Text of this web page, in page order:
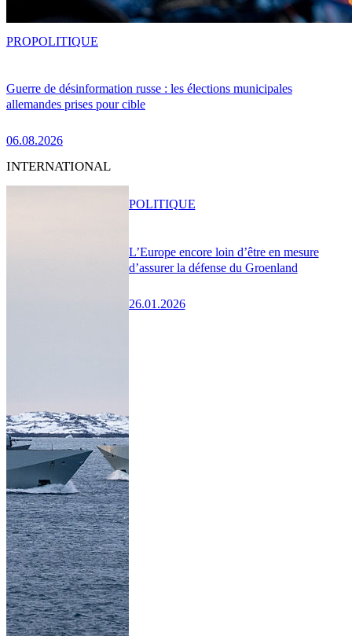
Guerre de désinformation russe : les élections municipales
allemandes prises pour cible
06.08.2026
PROPOLITIQUE
INTERNATIONAL
L’Europe encore loin d’être en mesure
d’assurer la défense du Groenland
26.01.2026
POLITIQUE